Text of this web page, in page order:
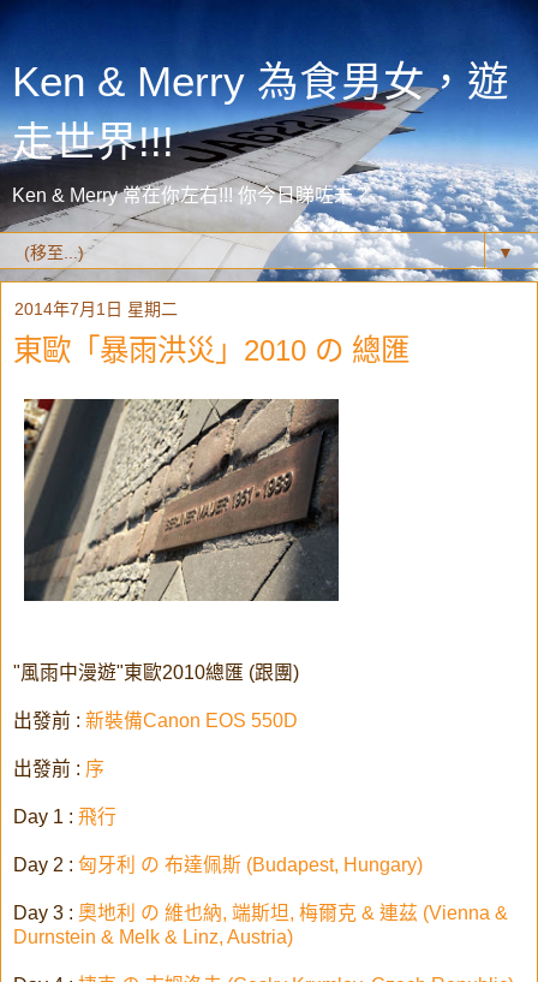
Ken & Merry 為食男女，遊
走世界!!!
Ken & Merry 常在你左右!!! 你今日睇咗未？
▼
2014年7月1日 星期二
東歐「暴雨洪災」2010 の 總匯
"風雨中漫遊"東歐2010總匯 (跟團)
出發前 : 新裝備Canon EOS 550D
出發前 : 序
Day 1 : 飛行
Day 2 : 匈牙利 の 布達佩斯 (Budapest, Hungary)
Day 3 : 奧地利 の 維也納, 端斯坦, 梅爾克 & 連茲 (Vienna &
Durnstein & Melk & Linz, Austria)